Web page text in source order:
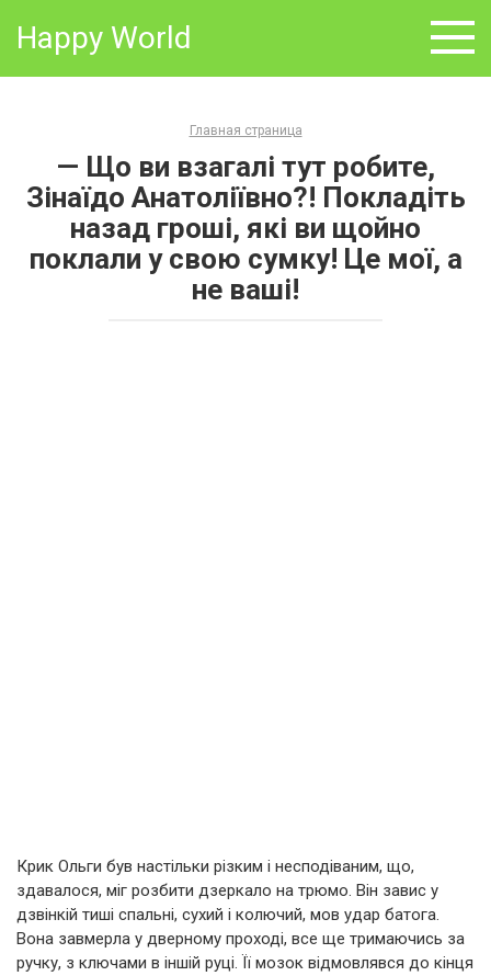
Happy World
Главная страница
— Що ви взагалі тут робите,
Зінаїдо Анатоліївно?! Покладіть
назад гроші, які ви щойно
поклали у свою сумку! Це мої, а
не ваші!
Крик Ольги був настільки різким і несподіваним, що,
здавалося, міг розбити дзеркало на трюмо. Він завис у
дзвінкій тиші спальні, сухий і колючий, мов удар батога.
Вона завмерла у дверному проході, все ще тримаючись за
ручку, з ключами в іншій руці. Її мозок відмовлявся до кінця